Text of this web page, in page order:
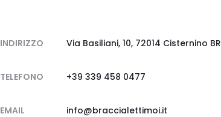
INDIRIZZO Via Basiliani, 10, 72014 Cisternino BR
TELEFONO +39 339 458 0477
EMAIL info@braccialettimoi.it